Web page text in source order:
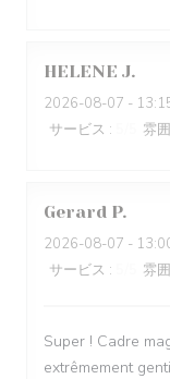
HELENE J
2026-08-07 -
サービス : 雰
Gerard P
2026-08-07 -
サービス : 雰
Super ! Cadre
extrêmement